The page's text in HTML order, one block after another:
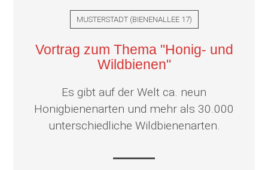
MUSTERSTADT(BIENENALLEE 17)
Vortrag zum Thema "Honig- und
Wildbienen"
Es gibt auf der Welt ca. neun
Honigbienenarten und mehr als 30.000
unterschiedliche Wildbienenarten.